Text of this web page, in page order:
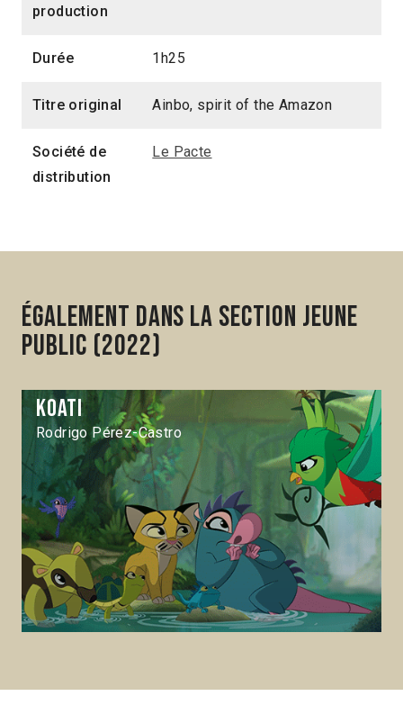
production
Durée 1h25
Titre original Ainbo, spirit of the Amazon
Société de
distribution
Le Pacte
Également dans la section Jeune
public (2022)
Koati
Rodrigo Pérez-Castro